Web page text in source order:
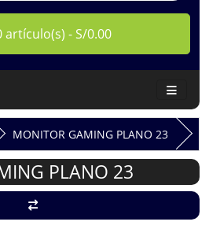
artículo(s) - S/0.00
MONITOR GAMING PLANO 23
PLANO 23